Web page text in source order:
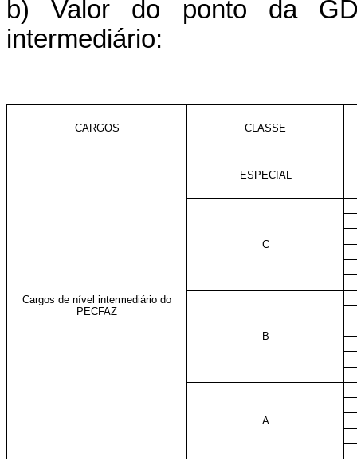
b) Valor do ponto da
intermediário:
CARGOS CLASSE
Cargos de nível intermediário do
PECFAZ
ESPECIAL
C
B
A